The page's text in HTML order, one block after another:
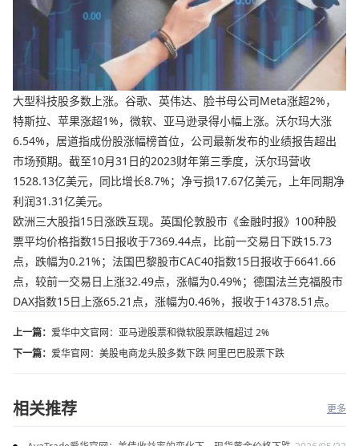
大型科技股多数上涨。谷歌、英伟达、脸书母公司Meta涨超2%，
特斯拉、苹果涨超1%，微软、亚马逊录得小幅上涨。沃尔玛大涨
6.54%，居道指成份股涨幅榜首位，公司最新发布的业绩报告超出
市场预期。截至10月31日的2023财年第三季度，沃尔玛营收
1528.13亿美元，同比增长8.7%；净亏损17.67亿美元，上年同期净
利润31.31亿美元。
欧洲三大股指15日涨跌互现。英国伦敦股市《金融时报》100种股
票平均价格指数15日报收于7369.44点，比前一交易日下跌15.73
点，跌幅为0.21%；法国巴黎股市CAC40指数15日报收于6641.66
点，较前一交易日上涨32.49点，涨幅为0.49%；德国法兰克福股市
DAX指数15日上涨65.21点，涨幅为0.46%，报收于14378.51点。
上一篇： 爱华中文官网：亚马逊股票和微软股票跌幅超过 2%
下一篇： 爱华官网：美股电商龙头股多数下跌 阿里巴巴股票下跌
相关推荐 更多